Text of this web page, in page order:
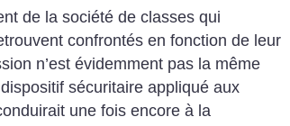
de la société de classes qui
confrontés en fonction de leur
n’est évidemment pas la même
sécuritaire appliqué aux
une fois encore à la